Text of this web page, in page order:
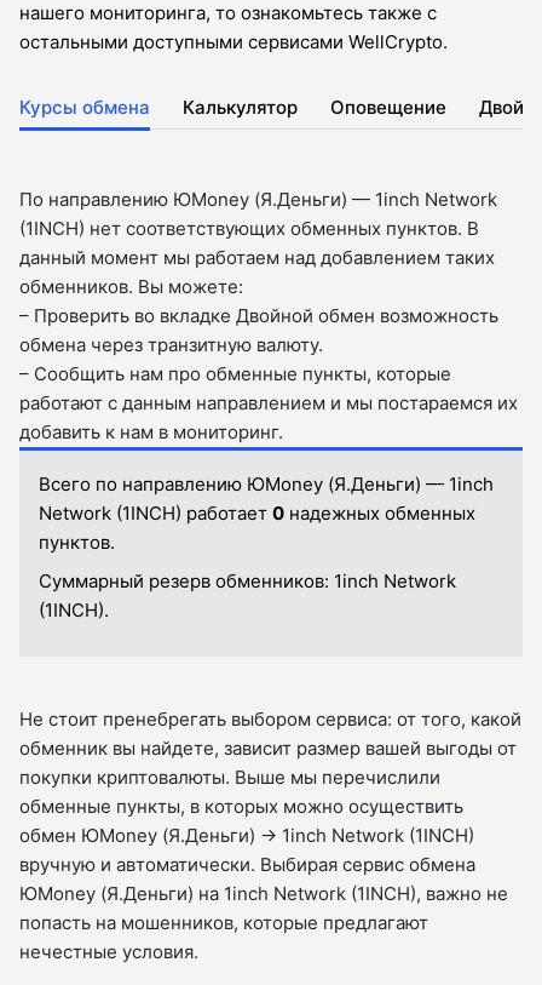
нашего мониторинга, то ознакомьтесь также с
остальными доступными сервисами WellCrypto.
Курсы обмена Калькулятор Оповещение
По направлению ЮMoney (Я.Деньги) — 1inch Network
(1INCH) нет соответствующих обменных пунктов. В
данный момент мы работаем над добавлением таких
обменников. Вы можете:
– Проверить во вкладкe Двойной обмен возможность
обмена через транзитную валюту.
– Сообщить нам про обменные пункты, которые
работают с данным направлением и мы постараемся их
добавить к нам в мониторинг.
Всего по направлению ЮMoney (Я.Деньги) — 1inch
Network (1INCH) работает 0 надежных обменных
пунктов.
Суммарный резерв обменников: 1inch Network
(1INCH).
Не стоит пренебрегать выбором сервиса: от того, какой
обменник вы найдете, зависит размер вашей выгоды от
покупки криптовалюты. Выше мы перечислили
обменные пункты, в которых можно осуществить
обмен ЮMoney (Я.Деньги) → 1inch Network (1INCH)
вручную и автоматически. Выбирая сервис обмена
ЮMoney (Я.Деньги) на 1inch Network (1INCH), важно не
попасть на мошенников, которые предлагают
нечестные условия.